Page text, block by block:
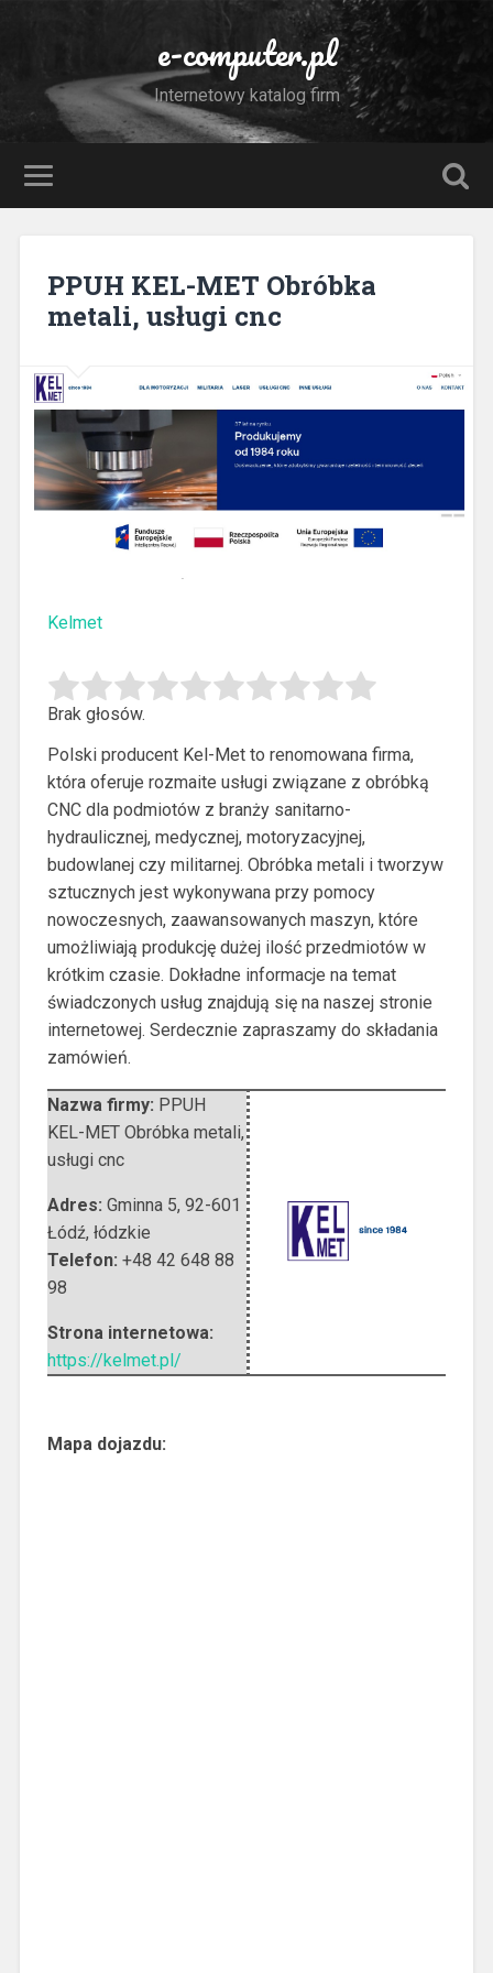
e-computer.pl
Internetowy katalog firm
PPUH KEL-MET Obróbka
metali, usługi cnc
Kelmet
Brak głosów.
Polski producent Kel-Met to renomowana firma,
która oferuje rozmaite usługi związane z obróbką
CNC dla podmiotów z branży sanitarno-
hydraulicznej, medycznej, motoryzacyjnej,
budowlanej czy militarnej. Obróbka metali i tworzyw
sztucznych jest wykonywana przy pomocy
nowoczesnych, zaawansowanych maszyn, które
umożliwiają produkcję dużej ilość przedmiotów w
krótkim czasie. Dokładne informacje na temat
świadczonych usług znajdują się na naszej stronie
internetowej. Serdecznie zapraszamy do składania
zamówień.
Nazwa firmy: PPUH
KEL-MET Obróbka metali,
usługi cnc
Adres: Gminna 5, 92-601
Łódź, łódzkie
Telefon: +48 42 648 88
98
Strona internetowa:
https://kelmet.pl/
Mapa dojazdu: